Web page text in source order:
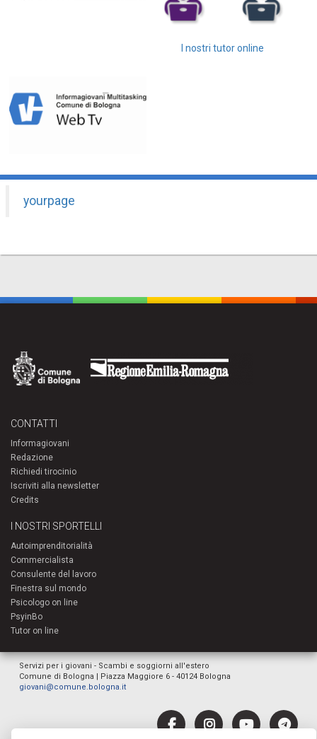
I nostri tutor online
yourpage
CONTATTI
Informagiovani
Redazione
Richiedi tirocinio
Iscriviti alla newsletter
Credits
I NOSTRI SPORTELLI
Autoimprenditorialità
Commercialista
Consulente del lavoro
Finestra sul mondo
Psicologo on line
PsyinBo
Tutor on line
Servizi per i giovani - Scambi e soggiorni all'estero
Comune di Bologna | Piazza Maggiore 6 - 40124 Bologna
giovani@comune.bologna.it